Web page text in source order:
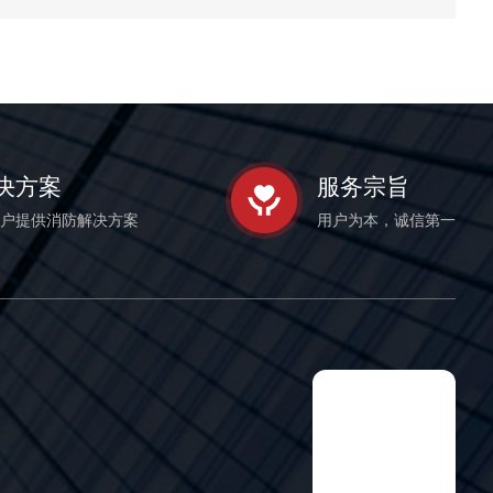
方案
提供消防解决方案
服务宗旨
用户为本，诚信第一